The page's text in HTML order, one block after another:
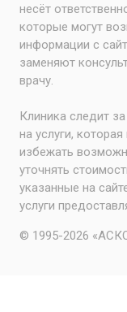
несёт
которые могут
информации с
заменяют
врачу.
Клиника следит
на услуги,
избежать
уточнять
указанные на
услуги
© 1995-2026